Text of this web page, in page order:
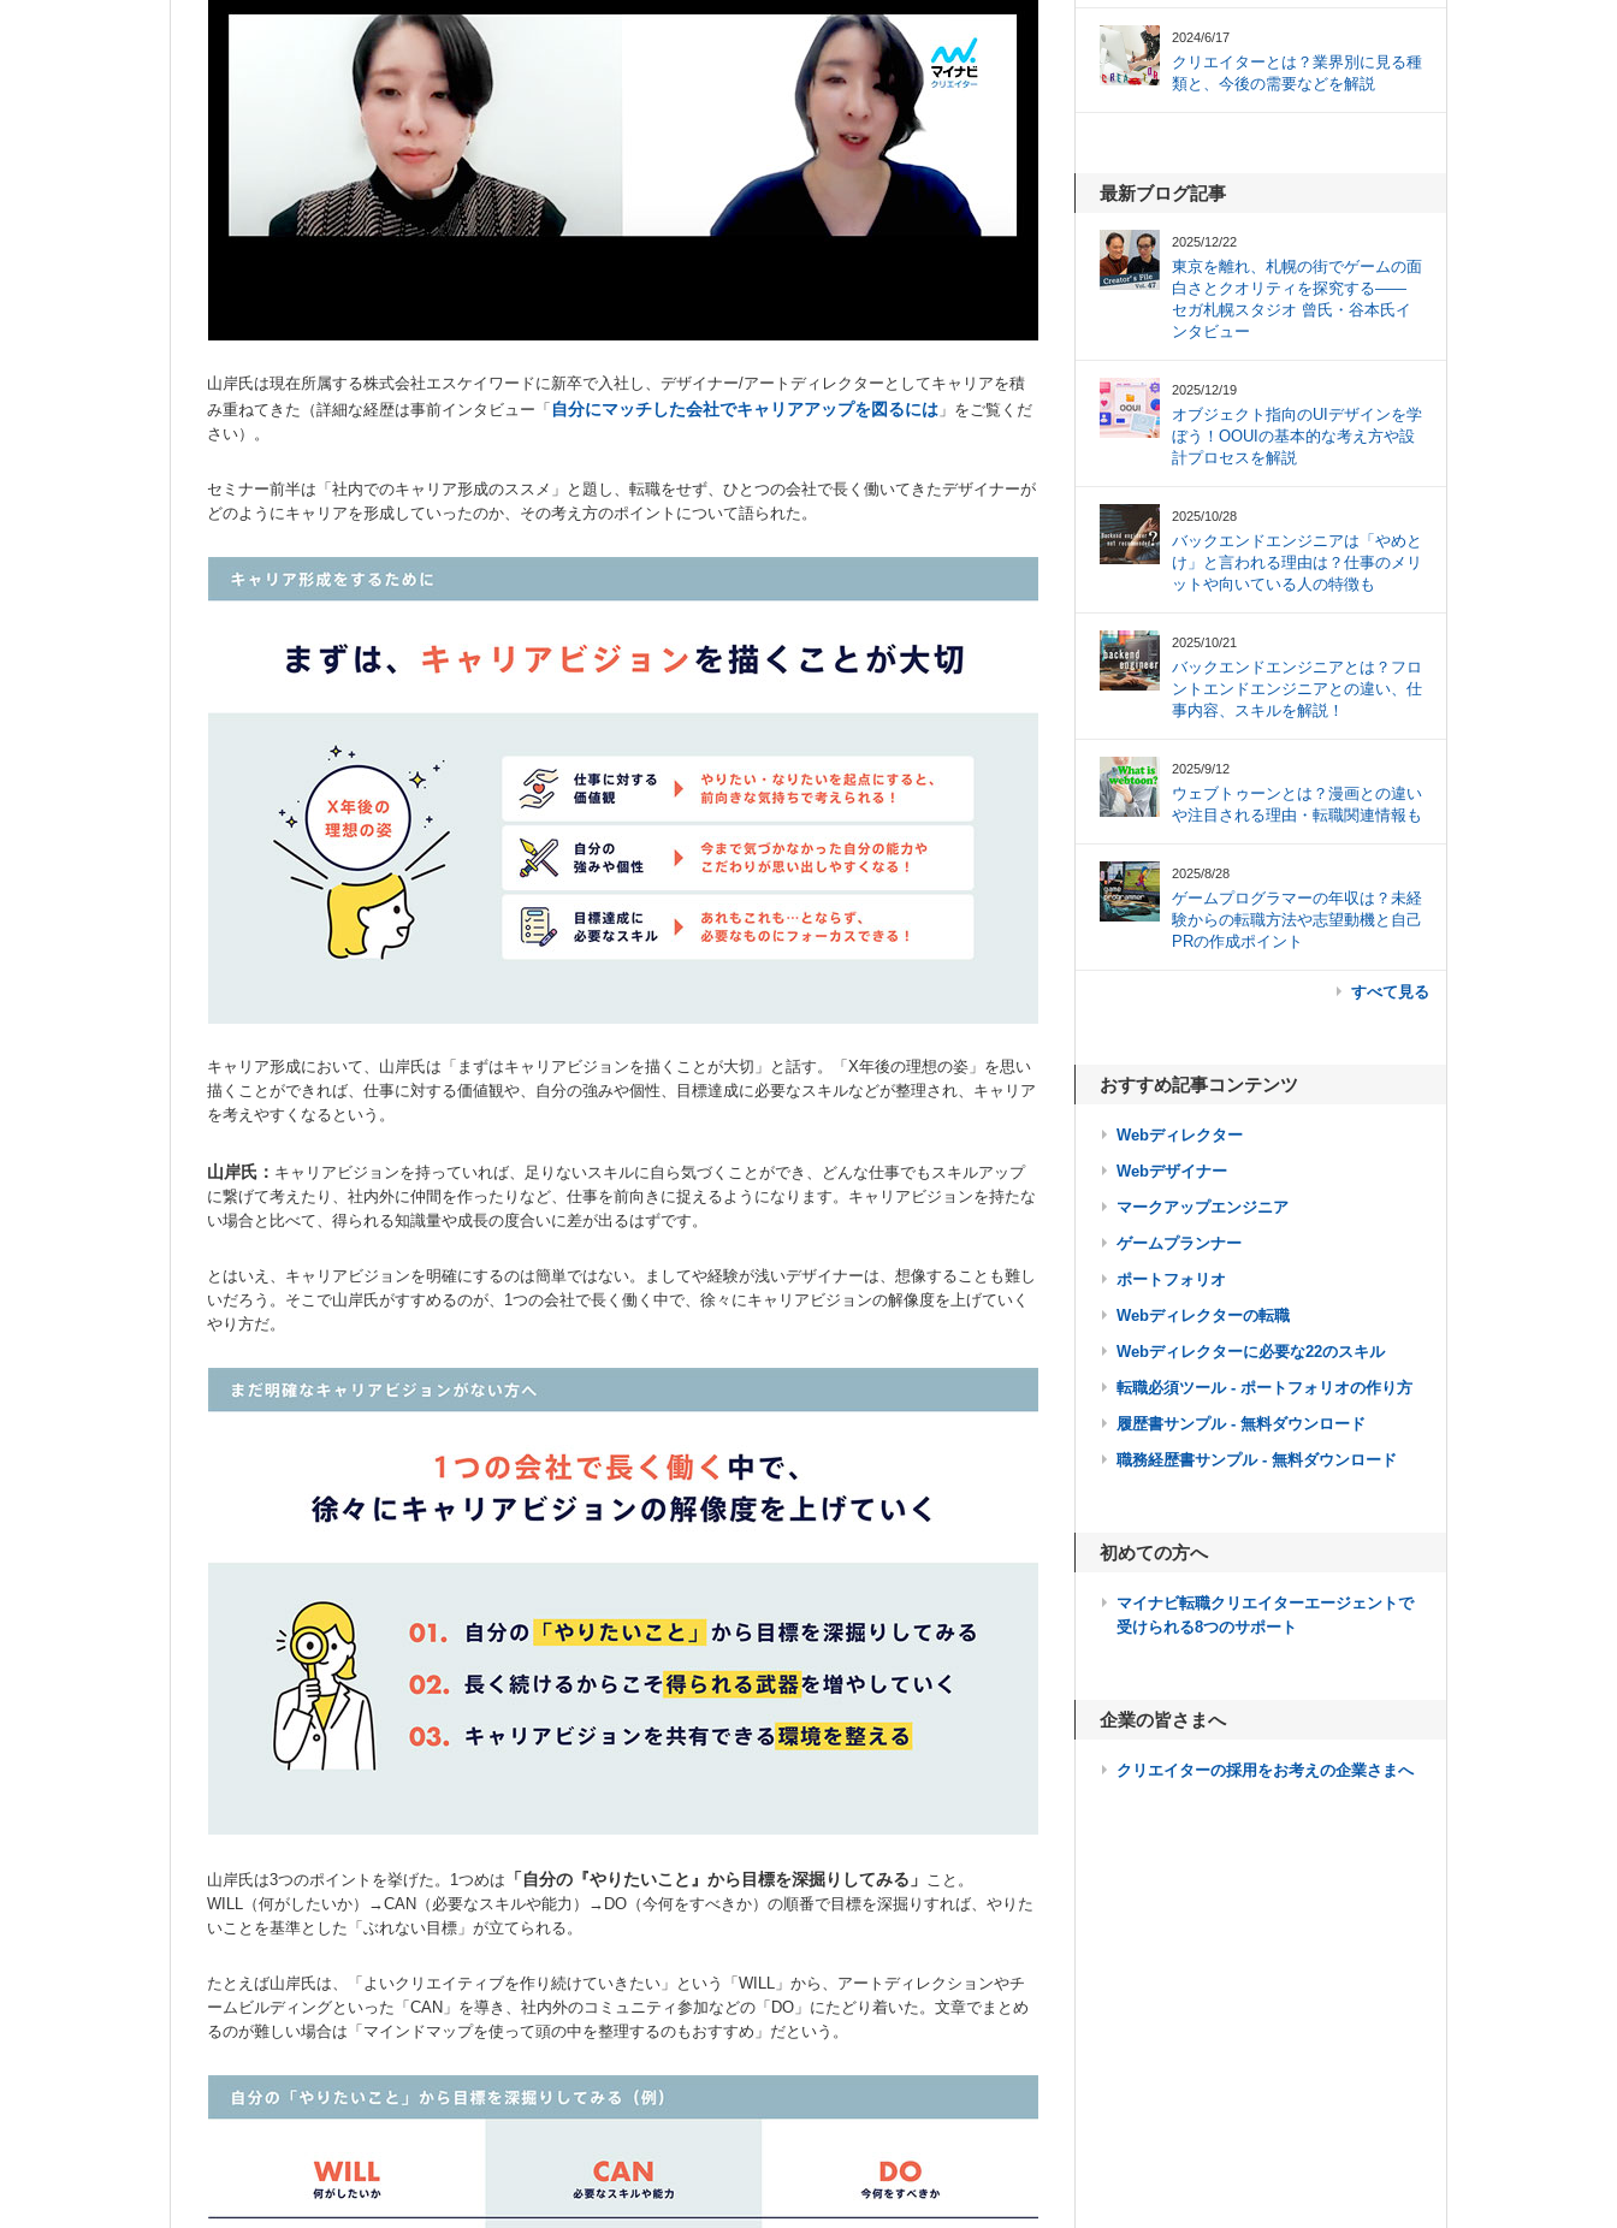
山岸氏は現在所属する株式会社エスケイワードに新卒で入社し、デザイナー/アートディレクターとしてキャリアを積
み重ねてきた（詳細な経歴は事前インタビュー「 自分にマッチした会社でキャリアアップを図るには 」をご覧くだ
さい）。
セミナー前半は「社内でのキャリア形成のススメ」と題し、転職をせず、ひとつの会社で長く働いてきたデザイナーが
どのようにキャリアを形成していったのか、その考え方のポイントについて語られた。
キャリア形成において、山岸氏は「まずはキャリアビジョンを描くことが大切」と話す。「X年後の理想の姿」を思い
描くことができれば、仕事に対する価値観や、自分の強みや個性、目標達成に必要なスキルなどが整理され、キャリア
を考えやすくなるという。
山岸氏： キャリアビジョンを持っていれば、足りないスキルに自ら気づくことができ、どんな仕事でもスキルアップ
に繋げて考えたり、社内外に仲間を作ったりなど、仕事を前向きに捉えるようになります。キャリアビジョンを持たな
い場合と比べて、得られる知識量や成長の度合いに差が出るはずです。
とはいえ、キャリアビジョンを明確にするのは簡単ではない。ましてや経験が浅いデザイナーは、想像することも難し
いだろう。そこで山岸氏がすすめるのが、1つの会社で長く働く中で、徐々にキャリアビジョンの解像度を上げていく
やり方だ。
山岸氏は3つのポイントを挙げた。1つめは 「自分の『やりたいこと』から目標を深掘りしてみる」 こと。
WILL（何がしたいか）→CAN（必要なスキルや能力）→DO（今何をすべきか）の順番で目標を深掘りすれば、やりた
いことを基準とした「ぶれない目標」が立てられる。
たとえば山岸氏は、「よいクリエイティブを作り続けていきたい」という「WILL」から、アートディレクションやチ
ームビルディングといった「CAN」を導き、社内外のコミュニティ参加などの「DO」にたどり着いた。文章でまとめ
るのが難しい場合は「マインドマップを使って頭の中を整理するのもおすすめ」だという。
2024/6/17
クリエイターとは？業界別に見る種
類と、今後の需要などを解説
最新ブログ記事
2025/12/22
東京を離れ、札幌の街でゲームの面
白さとクオリティを探究する――
セガ札幌スタジオ 曾氏・谷本氏イ
ンタビュー
2025/12/19
オブジェクト指向のUIデザインを学
ぼう！OOUIの基本的な考え方や設
計プロセスを解説
2025/10/28
バックエンドエンジニアは「やめと
け」と言われる理由は？仕事のメリ
ットや向いている人の特徴も
2025/10/21
バックエンドエンジニアとは？フロ
ントエンドエンジニアとの違い、仕
事内容、スキルを解説！
2025/9/12
ウェブトゥーンとは？漫画との違い
や注目される理由・転職関連情報も
2025/8/28
ゲームプログラマーの年収は？未経
験からの転職方法や志望動機と自己
PRの作成ポイント
すべて見る
おすすめ記事コンテンツ
Webディレクター
Webデザイナー
マークアップエンジニア
ゲームプランナー
ポートフォリオ
Webディレクターの転職
Webディレクターに必要な22のスキル
転職必須ツール - ポートフォリオの作り方
履歴書サンプル - 無料ダウンロード
職務経歴書サンプル - 無料ダウンロード
初めての方へ
マイナビ転職クリエイターエージェントで
受けられる8つのサポート
企業の皆さまへ
クリエイターの採用をお考えの企業さまへ